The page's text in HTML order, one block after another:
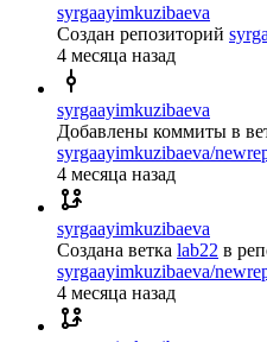
syrgaayimkuzibaeva
Создан репозиторий
4 месяца назад
syrgaayimkuzibaeva
Добавлены коммиты в
syrgaayimkuzibaeva/
4 месяца назад
syrgaayimkuzibaeva
Создана ветка lab22 в
syrgaayimkuzibaeva/
4 месяца назад